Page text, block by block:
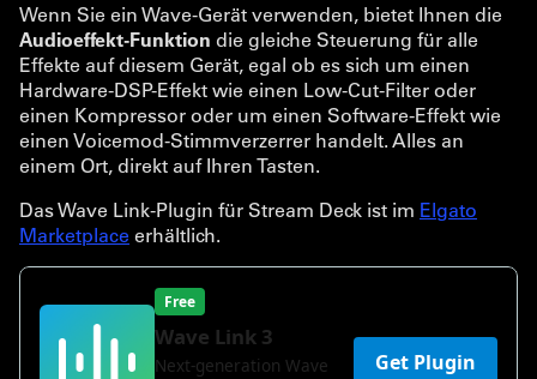
Wenn Sie ein Wave-Gerät verwenden, bietet Ihnen die
Audioeffekt-Funktion die gleiche Steuerung für alle
Effekte auf diesem Gerät, egal ob es sich um einen
Hardware-DSP-Effekt wie einen Low-Cut-Filter oder
einen Kompressor oder um einen Software-Effekt wie
einen Voicemod-Stimmverzerrer handelt. Alles an
einem Ort, direkt auf Ihren Tasten.
Das Wave Link-Plugin für Stream Deck ist im Elgato
Marketplace erhältlich.